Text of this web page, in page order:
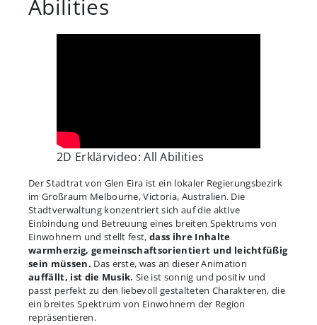
Abilities
2D Erklärvideo: All Abilities
Der Stadtrat von Glen Eira ist ein lokaler Regierungsbezirk
im Großraum Melbourne, Victoria, Australien. Die
Stadtverwaltung konzentriert sich auf die aktive
Einbindung und Betreuung eines breiten Spektrums von
Einwohnern und stellt fest, dass ihre Inhalte
warmherzig, gemeinschaftsorientiert und leichtfüßig
sein müssen. Das erste, was an dieser Animation
auffällt, ist die Musik.Sie ist sonnig und positiv und
passt perfekt zu den liebevoll gestalteten Charakteren, die
ein breites Spektrum von Einwohnern der Region
repräsentieren.